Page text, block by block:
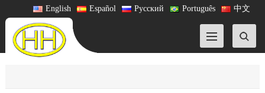
中文
Português
Русский
Español
English